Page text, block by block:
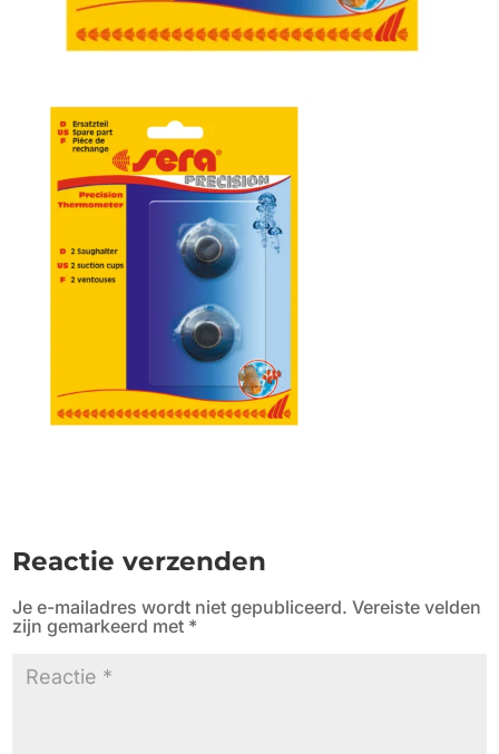
Reactie verzenden
Je e-mailadres wordt niet gepubliceerd. Vereiste velden
zijn gemarkeerd met *